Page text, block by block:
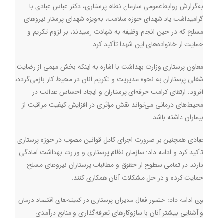
به‌گزارش روابط‌عمومی سازمان نظام پرستاری، دکتر عباس عبادی با
گرامیداشت یاد شهدای حوزه سلامت، به‌ویژه شهدای پرستار نیروهای
مسلح که در حین انجام وظیفه به شهادت رسیدند، بر لزوم تکریم و
حمایت از خانواده‌های این شهدا تأکید کرد.
معاون پرستاری وزارت بهداشت با اشاره به اینکه بخش مهمی از رضایت
شغلی پرستاران به نحوه مدیریت و تکریم آنان در محیط کار بازمی‌گردد،
افزود: ارتقای کرامت حرفه‌ای پرستاران و ایجاد احساس عدالت در
محیط‌های درمانی می‌تواند نقش مؤثری در افزایش کیفیت مراقبت از
بیماران داشته باشد.
عبادی همچنین بر ضرورت اجرای کامل قوانین مصوب در حوزه پرستاری
تأکید کرد و ادامه داد: سازمان نظام پرستاری و وزارت بهداشت آمادگی
دارند در تمامی سطوح از حقوق و مطالبات پرستاران نیروهای مسلح
حمایت کرده و در حل مشکلات آنان همکاری کنند.
وی ادامه داد: حضور فعال مدیران پرستاری در کمیته‌های اقتصاد درمان
و آشنایی بیشتر آنان با سازوکارهای تعرفه‌گذاری و منابع درآمدی